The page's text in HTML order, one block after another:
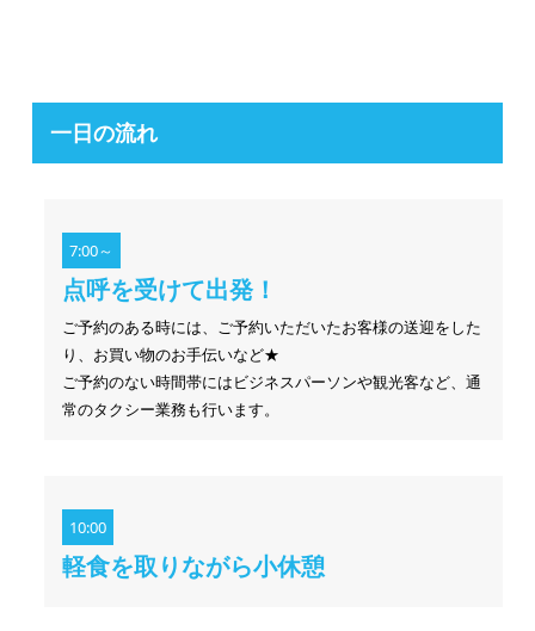
一日の流れ
7:00～
点呼を受けて出発！
ご予約のある時には、ご予約いただいたお客様の送迎をした
り、お買い物のお手伝いなど★
ご予約のない時間帯にはビジネスパーソンや観光客など、通
常のタクシー業務も行います。
10:00
軽食を取りながら小休憩